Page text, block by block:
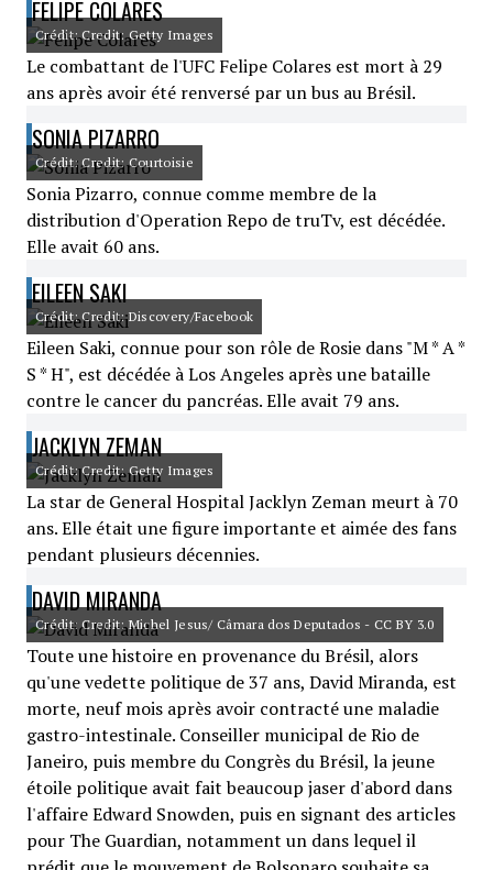
FELIPE COLARES
Crédit: Credit: Getty Images
Le combattant de l'UFC Felipe Colares est mort à 29
ans après avoir été renversé par un bus au Brésil.
SONIA PIZARRO
Crédit: Credit: Courtoisie
Sonia Pizarro, connue comme membre de la
distribution d'Operation Repo de truTv, est décédée.
Elle avait 60 ans.
EILEEN SAKI
Crédit: Credit: Discovery/Facebook
Eileen Saki, connue pour son rôle de Rosie dans "M * A *
S * H", est décédée à Los Angeles après une bataille
contre le cancer du pancréas. Elle avait 79 ans.
JACKLYN ZEMAN
Crédit: Credit: Getty Images
La star de General Hospital Jacklyn Zeman meurt à 70
ans. Elle était une figure importante et aimée des fans
pendant plusieurs décennies.
DAVID MIRANDA
Crédit: Credit: Michel Jesus/ Câmara dos Deputados - CC BY 3.0
Toute une histoire en provenance du Brésil, alors
qu'une vedette politique de 37 ans, David Miranda, est
morte, neuf mois après avoir contracté une maladie
gastro-intestinale. Conseiller municipal de Rio de
Janeiro, puis membre du Congrès du Brésil, la jeune
étoile politique avait fait beaucoup jaser d'abord dans
l'affaire Edward Snowden, puis en signant des articles
pour The Guardian, notamment un dans lequel il